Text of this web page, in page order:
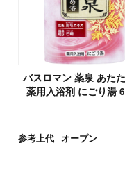
バスロマン 薬泉 あた
薬用入浴剤 にごり湯
参考上代 オープン